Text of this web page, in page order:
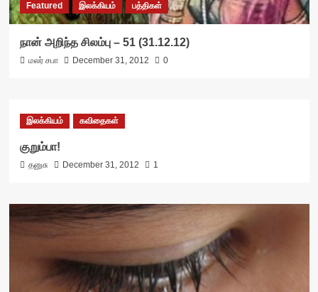
Featured இலக்கியம் பத்திகள்
நான் அறிந்த சிலம்பு – 51 (31.12.12)
மலர் சபா December 31, 2012 0
இலக்கியம் கவிதைகள்
குறும்பா!
தனுசு December 31, 2012 1